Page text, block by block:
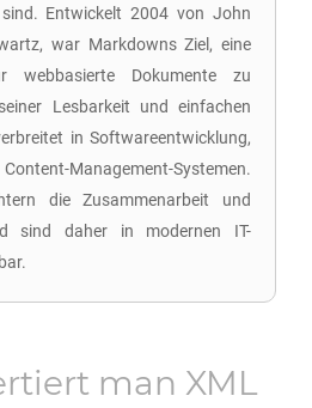
Entwickelt 2004 von John
war Markdowns Ziel, eine
webbasierte Dokumente zu
Lesbarkeit und einfachen
in Softwareentwicklung,
Management-Systemen.
die Zusammenarbeit und
sind daher in modernen IT-
man XML